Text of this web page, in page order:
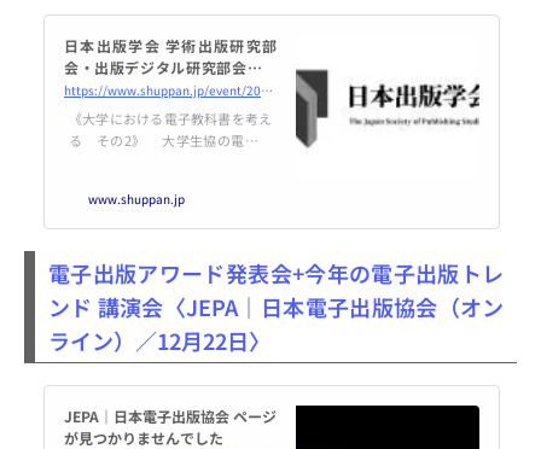
日本出版学会 学術出版研究部
会・出版デジタル研究部会（共
催） 開催のご案内 （2021年
12月20日開催） | 日本出版学会
https://www.shuppan.jp/event/2021/11/29/1846/
《大学における電子教科書を考え
る その2》 大学生協の電子教
告： 瀬良兼司（京都橘大学経営
学部 講師）+ ゼミの学生3名
連合 勉学研究事
www.shuppan.jp
電子出版アワード発表会+今年の電子出版トレ
ンド 講演会〈JEPA｜日本電子出版協会（オン
ライン）／12月22日〉
JEPA｜日本電子出版協会 ページ
が見つかりませんでした